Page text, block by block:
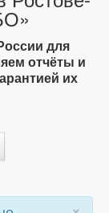
для
отчёты и
их